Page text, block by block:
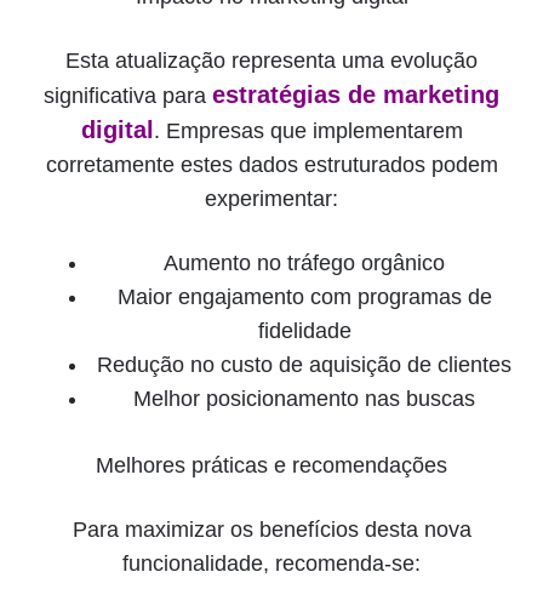
Esta atualização representa uma evolução
significativa para estratégias de marketing
digital . Empresas que implementarem
corretamente estes dados estruturados podem
experimentar:
Aumento no tráfego orgânico
Maior engajamento com programas de
fidelidade
Redução no custo de aquisição de clientes
Melhor posicionamento nas buscas
Melhores práticas e recomendações
Para maximizar os benefícios desta nova
funcionalidade, recomenda-se: